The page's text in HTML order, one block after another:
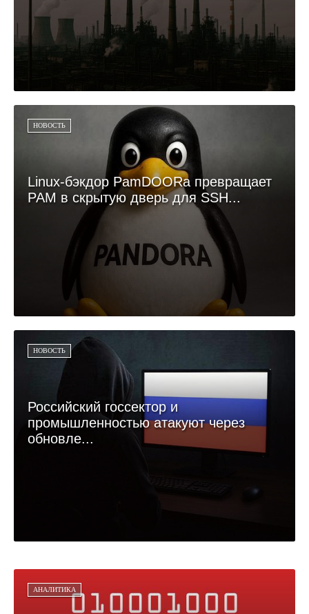
НОВОСТЬ
Linux-бэкдор PamDOORa превращает
PAM в скрытую дверь для SSH...
НОВОСТЬ
Российский госсектор и
промышленностью атакуют через
обновле...
АНАЛИТИКА